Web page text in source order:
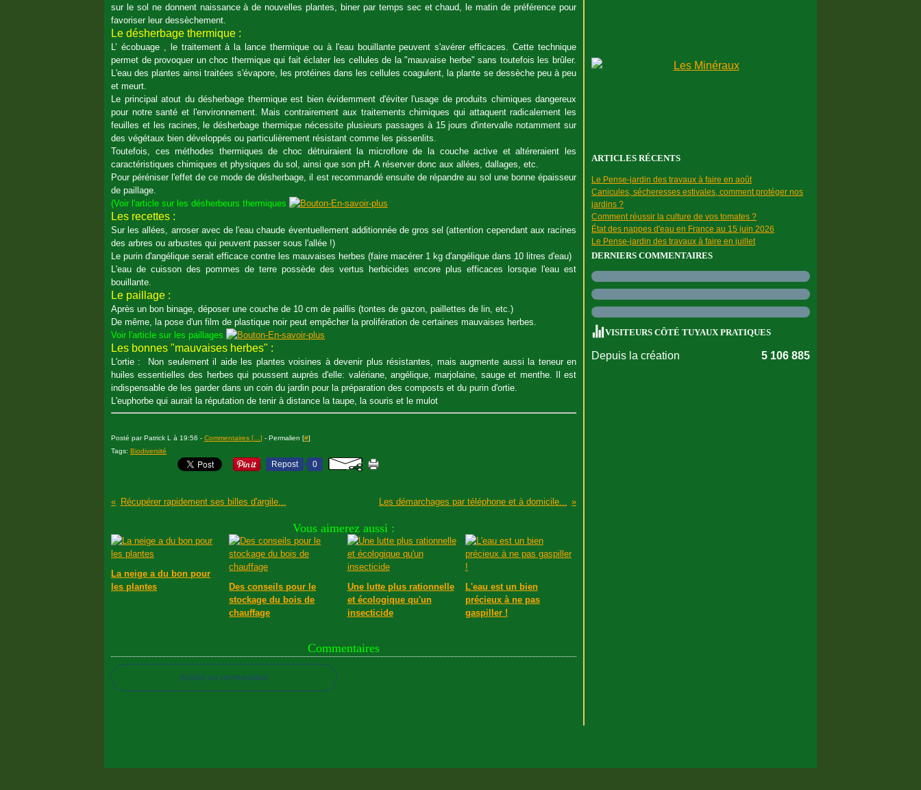
sur le sol ne donnent naissance à de nouvelles plantes, biner par temps sec et chaud, le matin de préférence pour
favoriser leur dessèchement.
Le désherbage thermique :
L’ écobuage , le traitement à la lance thermique ou à l'eau bouillante peuvent s'avérer efficaces. Cette technique
permet de provoquer un choc thermique qui fait éclater les cellules de la "mauvaise herbe" sans toutefois les brûler.
L'eau des plantes ainsi traitées s'évapore, les protéines dans les cellules coagulent, la plante se dessèche peu à peu
et meurt.
Le principal atout du désherbage thermique est bien évidemment d'éviter l'usage de produits chimiques dangereux
pour notre santé et l'environnement. Mais contrairement aux traitements chimiques qui attaquent radicalement les
feuilles et les racines, le désherbage thermique nécessite plusieurs passages à 15 jours d'intervalle notamment sur
des végétaux bien développés ou particulièrement résistant comme les pissenlits.
Toutefois, ces méthodes thermiques de choc détruiraient la microflore de la couche active et altéreraient les
caractéristiques chimiques et physiques du sol, ainsi que son pH. A réserver donc aux allées, dallages, etc.
Pour péréniser l'effet de ce mode de désherbage, il est recommandé ensuite de répandre au sol une bonne épaisseur
de paillage.
(Voir l'article sur les désherbeurs thermiques
Les recettes :
Sur les allées, arroser avec de l'eau chaude éventuellement additionnée de gros sel (attention cependant aux racines
des arbres ou arbustes qui peuvent passer sous l'allée !)
Le purin d'angélique serait efficace contre les mauvaises herbes (faire macérer 1 kg d'angélique dans 10 litres d'eau)
L'eau de cuisson des pommes de terre possède des vertus herbicides encore plus efficaces lorsque l'eau est
bouillante.
Le paillage :
Après un bon binage, déposer une couche de 10 cm de paillis (tontes de gazon, paillettes de lin, etc.)
De même, la pose d'un film de plastique noir peut empêcher la prolifération de certaines mauvaises herbes.
Voir l'article sur les paillages
Les bonnes "mauvaises herbes" :
L'ortie : Non seulement il aide les plantes voisines à devenir plus résistantes, mais augmente aussi la teneur en
huiles essentielles des herbes qui poussent auprès d'elle: valériane, angélique, marjolaine, sauge et menthe. Il est
indispensable de les garder dans un coin du jardin pour la préparation des composts et du purin d'ortie.
L'euphorbe qui aurait la réputation de tenir à distance la taupe, la souris et le mulot
Posté par Patrick L à 19:56 - Commentaires [ ] - Permalien [#]
Tags: Biodiversité
Repost 0
Récupérer rapidement ses billes d'argile... Les démarchages par téléphone et à domicile...
Vous aimerez aussi :
La neige a du bon pour
les plantes
Des conseils pour le
stockage du bois de
chauffage
Une lutte plus rationnelle
et écologique qu'un
insecticide
L'eau est un bien
précieux à ne pas
gaspiller !
Commentaires
Ajouter un commentaire
ARTICLES RÉCENTS
Le Pense-jardin des travaux à faire en août
Canicules, sécheresses estivales, comment protéger nos
jardins ?
Comment réussir la culture de vos tomates ?
État des nappes d'eau en France au 15 juin 2026
Le Pense-jardin des travaux à faire en juillet
DERNIERS COMMENTAIRES
VISITEURS CÔTÉ TUYAUX PRATIQUES
Depuis la création 5 106 885